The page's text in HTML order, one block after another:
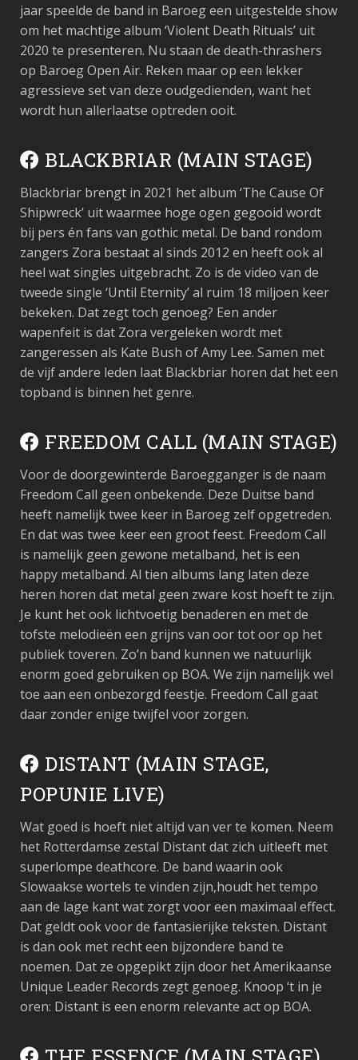
jaar speelde de band in Baroeg een uitgestelde show
om het machtige album ‘Violent Death Rituals’ uit
2020 te presenteren. Nu staan de death-thrashers
op Baroeg Open Air. Reken maar op een lekker
agressieve set van deze oudgedienden, want het
wordt hun allerlaatse optreden ooit.
BLACKBRIAR (MAIN STAGE)
Blackbriar brengt in 2021 het album ‘The Cause Of
Shipwreck’ uit waarmee hoge ogen gegooid wordt
bij pers én fans van gothic metal. De band rondom
zangers Zora bestaat al sinds 2012 en heeft ook al
heel wat singles uitgebracht. Zo is de video van de
tweede single ‘Until Eternity’ al ruim 18 miljoen keer
bekeken. Dat zegt toch genoeg? Een ander
wapenfeit is dat Zora vergeleken wordt met
zangeressen als Kate Bush of Amy Lee. Samen met
de vijf andere leden laat Blackbriar horen dat het een
topband is binnen het genre.
FREEDOM CALL (MAIN STAGE)
Voor de doorgewinterde Baroegganger is de naam
Freedom Call geen onbekende. Deze Duitse band
heeft namelijk twee keer in Baroeg zelf opgetreden.
En dat was twee keer een groot feest. Freedom Call
is namelijk geen gewone metalband, het is een
happy metalband. Al tien albums lang laten deze
heren horen dat metal geen zware kost hoeft te zijn.
Je kunt het ook lichtvoetig benaderen en met de
tofste melodieën een grijns van oor tot oor op het
publiek toveren. Zo’n band kunnen we natuurlijk
enorm goed gebruiken op BOA. We zijn namelijk wel
toe aan een onbezorgd feestje. Freedom Call gaat
daar zonder enige twijfel voor zorgen.
DISTANT (MAIN STAGE,
POPUNIE LIVE)
Wat goed is hoeft niet altijd van ver te komen. Neem
het Rotterdamse zestal Distant dat zich uitleeft met
superlompe deathcore. De band waarin ook
Slowaakse wortels te vinden zijn,houdt het tempo
aan de lage kant wat zorgt voor een maximaal effect.
Dat geldt ook voor de fantasierijke teksten. Distant
is dan ook met recht een bijzondere band te
noemen. Dat ze opgepikt zijn door het Amerikaanse
Unique Leader Records zegt genoeg. Knoop ‘t in je
oren: Distant is een enorm relevante act op BOA.